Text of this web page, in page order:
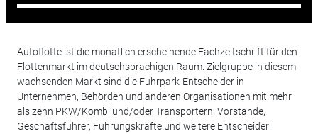
Autoflotte ist die monatlich erscheinende Fachzeitschrift für den
Flottenmarkt im deutschsprachigen Raum. Zielgruppe in diesem
wachsenden Markt sind die Fuhrpark-Entscheider in
Unternehmen, Behörden und anderen Organisationen mit mehr
als zehn PKW/Kombi und/oder Transportern. Vorstände,
Geschäftsführer, Führungskräfte und weitere Entscheider